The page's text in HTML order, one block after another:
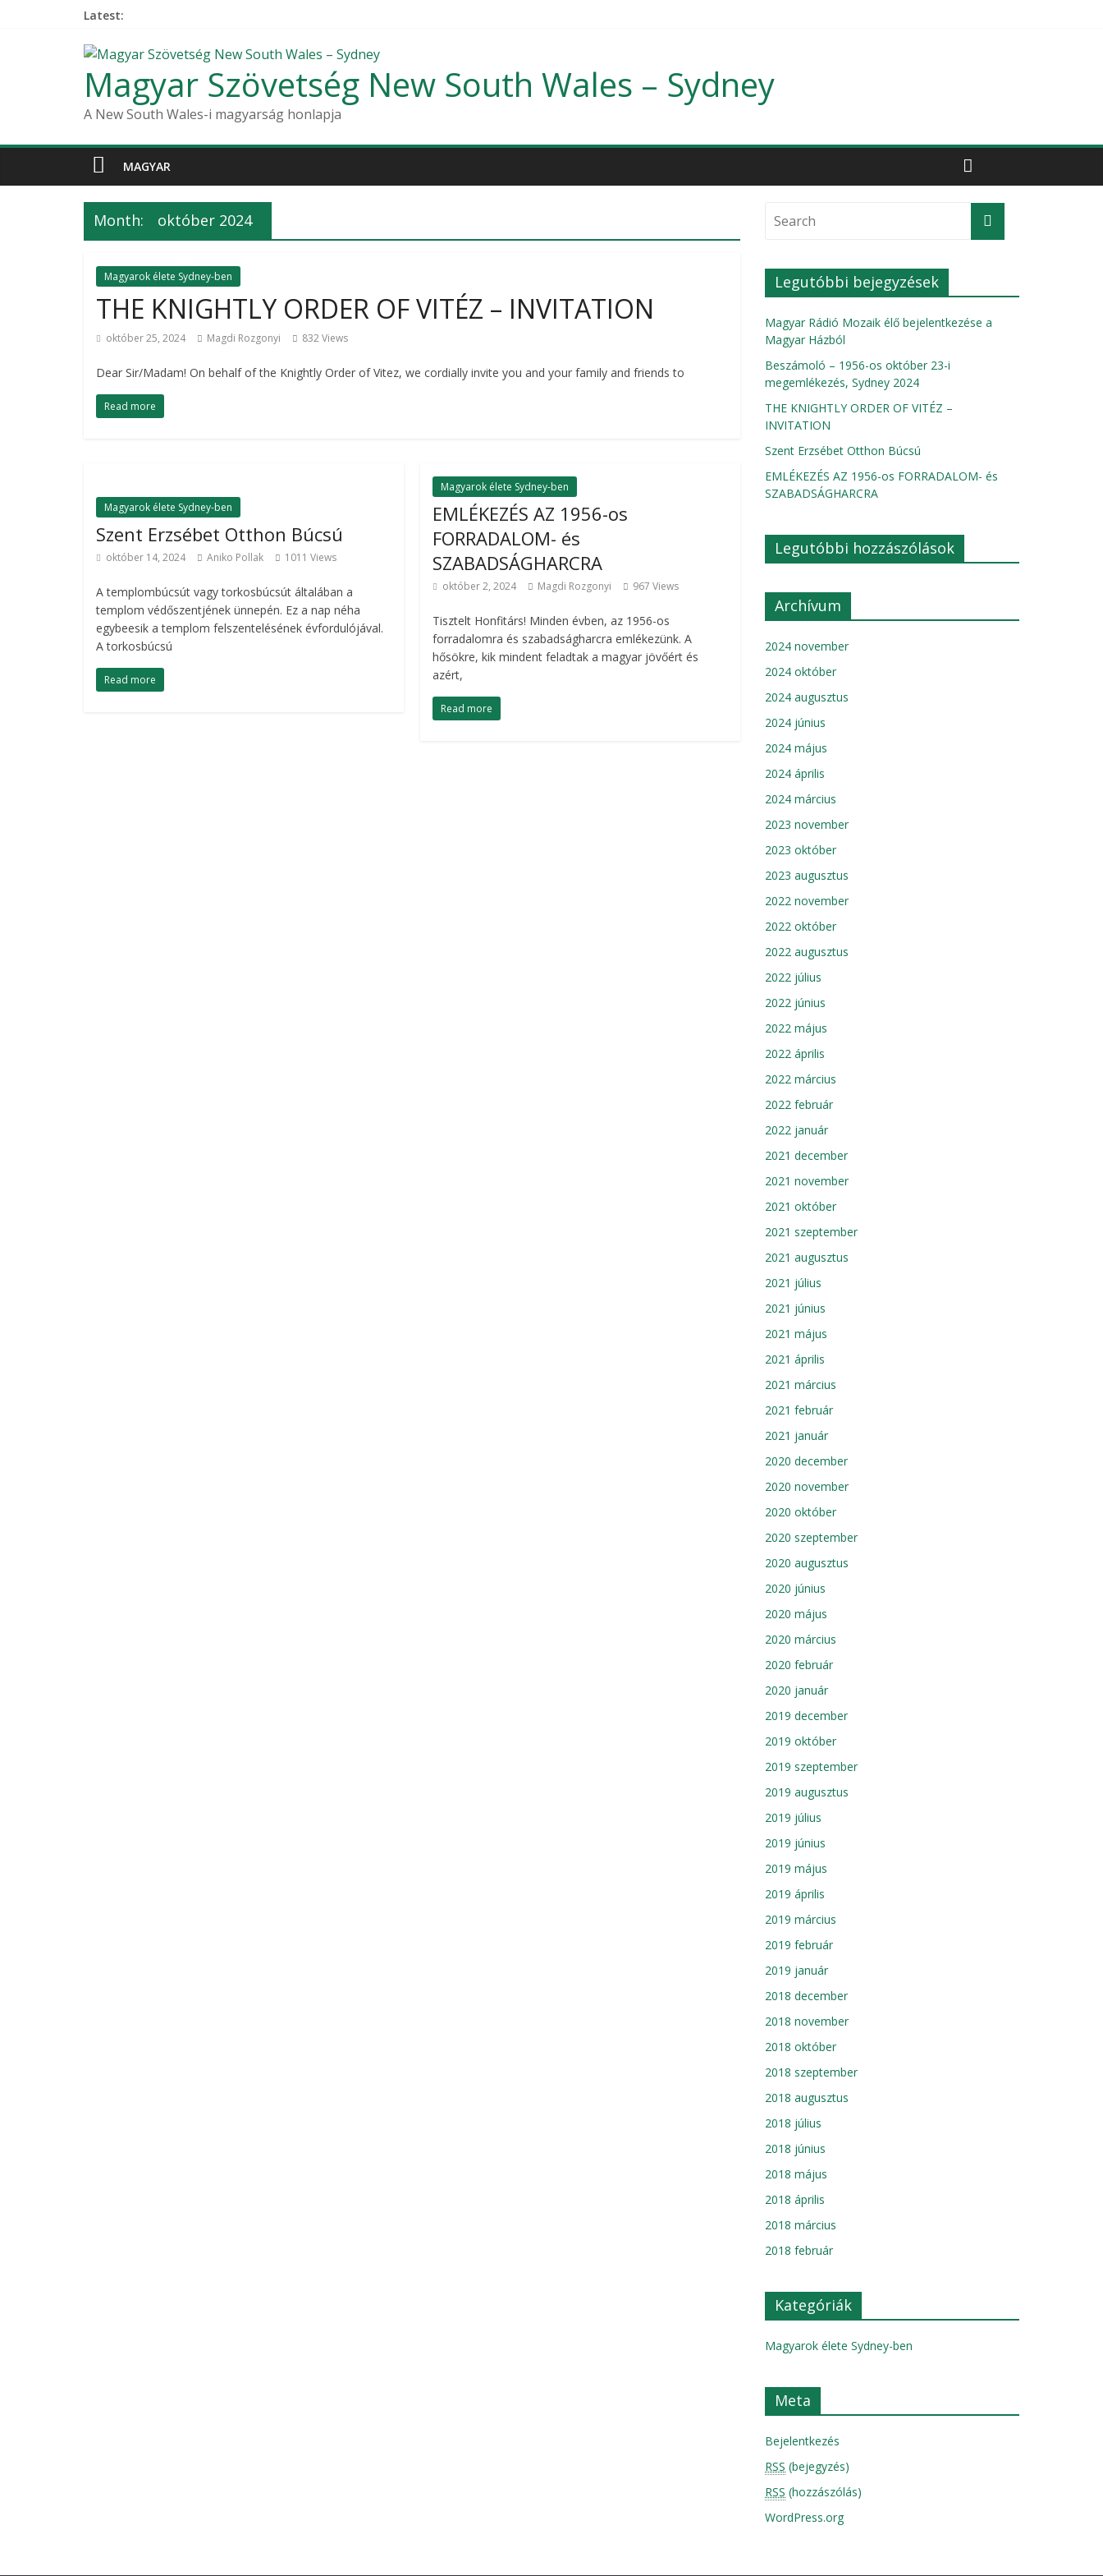
Latest:
Magyar Szövetség New South Wales – Sydney
A New South Wales-i magyarság honlapja
MAGYAR
Month: október 2024
Magyarok élete Sydney-ben
THE KNIGHTLY ORDER OF VITÉZ – INVITATION
október 25, 2024 Magdi Rozgonyi 832 Views
Dear Sir/Madam! On behalf of the Knightly Order of Vitez, we cordially invite you and your family and friends to
Read more
Magyarok élete Sydney-ben
Szent Erzsébet Otthon Búcsú
október 14, 2024 Aniko Pollak 1011 Views
A templombúcsút vagy torkosbúcsút általában a
templom védőszentjének ünnepén. Ez a nap néha
egybeesik a templom felszentelésének évfordulójával.
A torkosbúcsú
Read more
Magyarok élete Sydney-ben
EMLÉKEZÉS AZ 1956-os
FORRADALOM- és
SZABADSÁGHARCRA
október 2, 2024 Magdi Rozgonyi 967 Views
Tisztelt Honfitárs! Minden évben, az 1956-os
forradalomra és szabadságharcra emlékezünk. A
hősökre, kik mindent feladtak a magyar jövőért és
azért,
Read more
Legutóbbi bejegyzések
Magyar Rádió Mozaik élő bejelentkezése a
Magyar Házból
Beszámoló – 1956-os október 23-i
megemlékezés, Sydney 2024
THE KNIGHTLY ORDER OF VITÉZ –
INVITATION
Szent Erzsébet Otthon Búcsú
EMLÉKEZÉS AZ 1956-os FORRADALOM- és
SZABADSÁGHARCRA
Legutóbbi hozzászólások
Archívum
2024 november
2024 október
2024 augusztus
2024 június
2024 május
2024 április
2024 március
2023 november
2023 október
2023 augusztus
2022 november
2022 október
2022 augusztus
2022 július
2022 június
2022 május
2022 április
2022 március
2022 február
2022 január
2021 december
2021 november
2021 október
2021 szeptember
2021 augusztus
2021 július
2021 június
2021 május
2021 április
2021 március
2021 február
2021 január
2020 december
2020 november
2020 október
2020 szeptember
2020 augusztus
2020 június
2020 május
2020 március
2020 február
2020 január
2019 december
2019 október
2019 szeptember
2019 augusztus
2019 július
2019 június
2019 május
2019 április
2019 március
2019 február
2019 január
2018 december
2018 november
2018 október
2018 szeptember
2018 augusztus
2018 július
2018 június
2018 május
2018 április
2018 március
2018 február
Kategóriák
Magyarok élete Sydney-ben
Meta
Bejelentkezés
RSS (bejegyzés)
RSS (hozzászólás)
WordPress.org